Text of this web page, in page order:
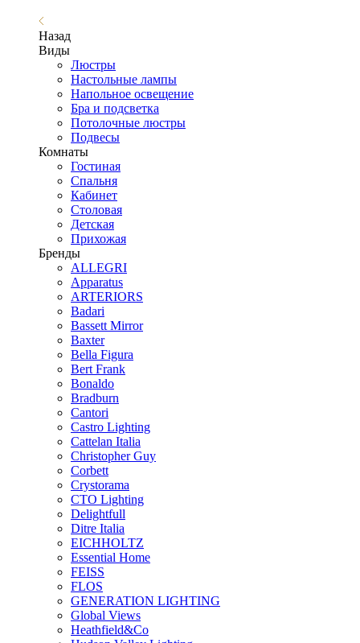
Назад
Виды
Люстры
Настольные лампы
Напольное освещение
Бра и подсветка
Потолочные люстры
Подвесы
Комнаты
Гостиная
Спальня
Кабинет
Столовая
Детская
Прихожая
Бренды
ALLEGRI
Apparatus
ARTERIORS
Badari
Bassett Mirror
Baxter
Bella Figura
Bert Frank
Bonaldo
Bradburn
Cantori
Castro Lighting
Cattelan Italia
Christopher Guy
Corbett
Crystorama
CTO Lighting
Delightfull
Ditre Italia
EICHHOLTZ
Essential Home
FEISS
FLOS
GENERATION LIGHTING
Global Views
Heathfield&Co